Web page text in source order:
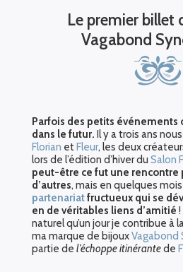
Le premier billet
Vagabond
Parfois des petits événements
dans le futur. Il y a trois ans
Florian etFleur, les deux
lors de l’édition d’hiver du Salon
peut-être ce fut une rencontre
d’autres, mais en quelques
partenariatfructueux qui se
en de véritables liens d’amitié
naturel qu’un jour je contribue à
ma marque de bijouxVagabond
partie de l’échoppe itinérantede